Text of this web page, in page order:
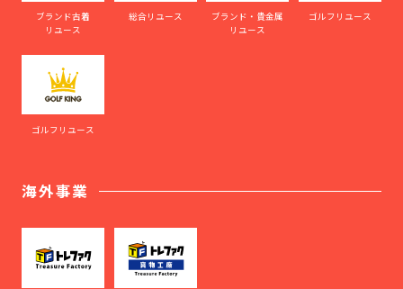
ブランド古着
リユース
総合リユース
ブランド・貴金属
リユース
ゴルフリユース
ゴルフリユース
海外事業